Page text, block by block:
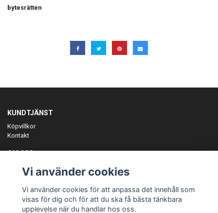
bytesrätten
KUNDTJÄNST
Köpvillkor
Kontakt
OM OSS
ANMÄL DIG TILL VÅRT NYHETSBREV
Prenumerera
Vi använder cookies
Vi använder cookies för att anpassa det innehåll som
visas för dig och för att du ska få bästa tänkbara
upplevelse när du handlar hos oss.